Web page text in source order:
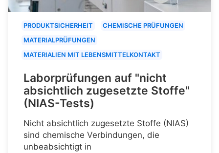
PRODUKTSICHERHEIT
CHEMISCHE PRÜFUNGEN
MATERIALPRÜFUNGEN
MATERIALIEN MIT LEBENSMITTELKONTAKT
Laborprüfungen auf "nicht
absichtlich zugesetzte Stoffe"
(NIAS-Tests)
Nicht absichtlich zugesetzte Stoffe (NIAS)
sind chemische Verbindungen, die
unbeabsichtigt in